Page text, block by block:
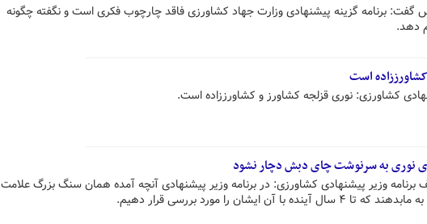
گفت: برنامه گزینه پیشنهادی وزارت جهاد کشاورزی فاقد چارچوب فکری است و نگفته چگونه
دهد.
است
کشاورزی: نوری‌ قزلجه کشاورز و کشاورززاده است.
نوری به سرنوشت چای دبش دچار نشود
وزیر پیشنهادی کشاورزی: در برنامه وزیر پیشنهادی آنچه آمده همان سنگ بزرگ علامت
را مورد بررسی قرار دهیم.